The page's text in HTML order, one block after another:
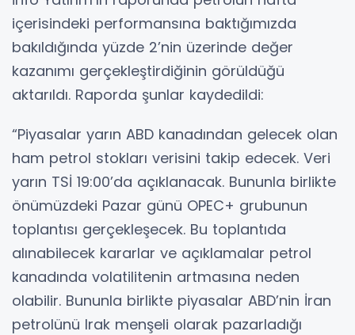
içerisindeki performansına baktığımızda
bakıldığında yüzde 2’nin üzerinde değer
kazanımı gerçekleştirdiğinin görüldüğü
aktarıldı. Raporda şunlar kaydedildi:
“Piyasalar yarın ABD kanadından gelecek olan
ham petrol stokları verisini takip edecek. Veri
yarın TSİ 19:00’da açıklanacak. Bununla birlikte
önümüzdeki Pazar günü OPEC+ grubunun
toplantısı gerçekleşecek. Bu toplantıda
alınabilecek kararlar ve açıklamalar petrol
kanadında volatilitenin artmasına neden
olabilir. Bununla birlikte piyasalar ABD’nin İran
petrolünü Irak menşeli olarak pazarladığı